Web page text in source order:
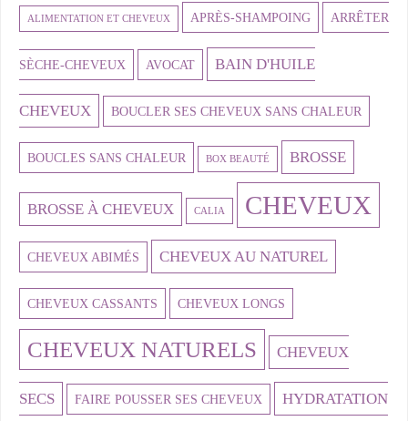
ALIMENTATION ET CHEVEUX APRÈS-SHAMPOING ARRÊTER
SÈCHE-CHEVEUX AVOCAT BAIN D'HUILE
CHEVEUX BOUCLER SES CHEVEUX SANS CHALEUR
BOUCLES SANS CHALEUR BOX BEAUTÉ BROSSE
BROSSE À CHEVEUX CALIA CHEVEUX
CHEVEUX ABIMÉS CHEVEUX AU NATUREL
CHEVEUX CASSANTS CHEVEUX LONGS
CHEVEUX NATURELS CHEVEUX
SECS FAIRE POUSSER SES CHEVEUX HYDRATATION